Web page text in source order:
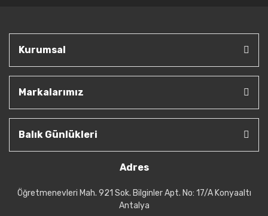
Kurumsal
Markalarımız
Balık Günlükleri
Adres
Öğretmenevleri Mah. 921 Sok. Bilginler Apt. No: 17/A Konyaaltı
Antalya